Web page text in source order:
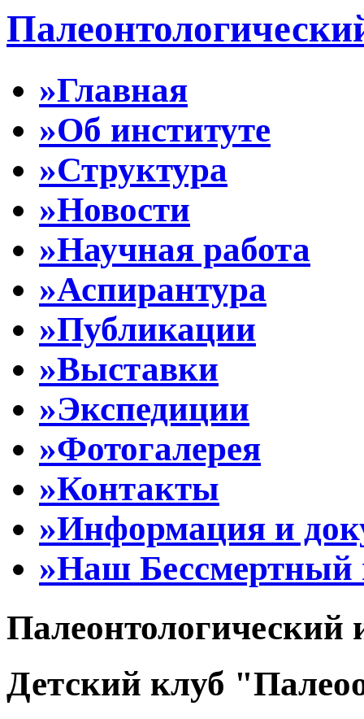
»Главная
»Об институте
»Структура
»Новости
»Научная работа
»Аспирантура
»Публикации
»Выставки
»Экспедиции
»Фотогалерея
»Контакты
»Информация и
»Наш Бессмертный
Палеонтологический
Детский клуб